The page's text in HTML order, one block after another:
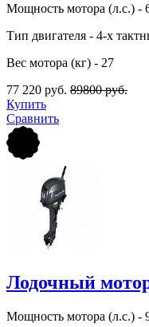
Мощность мотора (л.с.) -
Тип двигателя - 4-х
Вес мотора (кг) - 27
77 220 руб. 89800 руб.
Купить
Сравнить
Лодочный
Мощность мотора (л.с.) -